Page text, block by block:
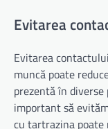
Evitarea
Evitarea
muncă poate
prezentă în
important să
cu tartrazina poate